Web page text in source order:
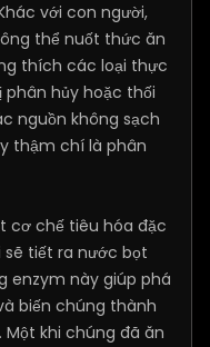
với con người,
thể nuốt thức ăn
thích các loại thực
hủy hoặc thối
nguồn không sạch
thậm chí là phân
cơ chế tiêu hóa đặc
sẽ tiết ra nước bọt
enzym này giúp phá
biến chúng thành
khi chúng đã ăn